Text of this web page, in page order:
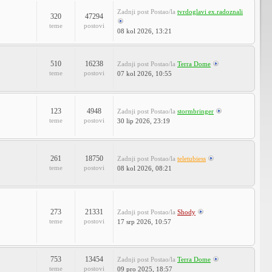
320
teme
47294
postovi
Zadnji post Postao/la tvrdoglavi ex.radoznali
08 kol 2026, 13:21
510
teme
16238
postovi
Zadnji post Postao/la Terra Dome
07 kol 2026, 10:55
123
teme
4948
postovi
Zadnji post Postao/la stormbringer
30 lip 2026, 23:19
261
teme
18750
postovi
Zadnji post Postao/la teletubiess
08 kol 2026, 08:21
273
teme
21331
postovi
Zadnji post Postao/la Shody
17 srp 2026, 10:57
753
teme
13454
postovi
Zadnji post Postao/la Terra Dome
09 pro 2025, 18:57